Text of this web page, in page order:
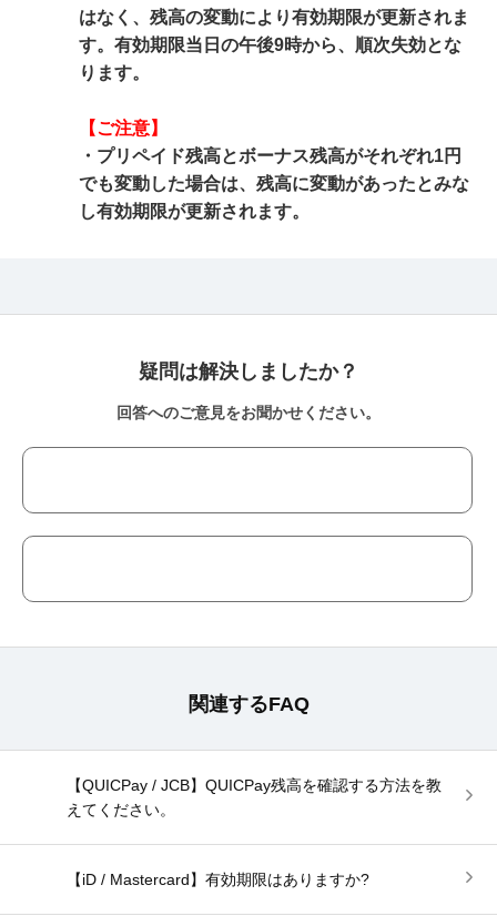
はなく、残高の変動により有効期限が更新されま
す。有効期限当日の午後9時から、順次失効とな
ります。
【ご注意】
・プリペイド残高とボーナス残高がそれぞれ1円
でも変動した場合は、残高に変動があったとみな
し有効期限が更新されます。
疑問は解決しましたか？
回答へのご意見をお聞かせください。
関連するFAQ
【QUICPay / JCB】QUICPay残高を確認する方法を教
えてください。
【iD / Mastercard】有効期限はありますか?